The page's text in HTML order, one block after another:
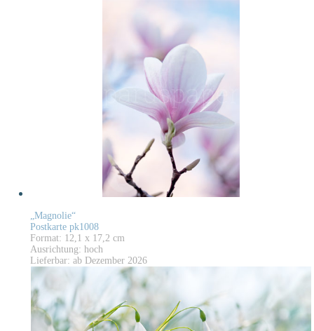
„Magnolie“
Postkarte pk1008
Format: 12,1 x 17,2 cm
Ausrichtung: hoch
Lieferbar: ab Dezember 2026